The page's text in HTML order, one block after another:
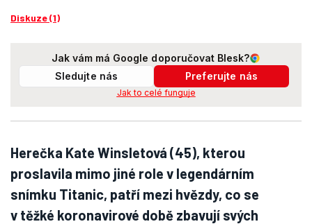
Diskuze (1)
Jak vám má Google doporučovat Blesk?
Sledujte nás
Preferujte nás
Jak to celé funguje
Herečka Kate Winsletová (45), kterou
proslavila mimo jiné role v legendárním
snímku Titanic, patří mezi hvězdy, co se
v těžké koronavirové době zbavují svých